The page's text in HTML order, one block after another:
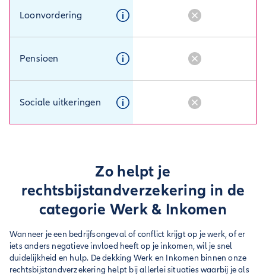
Loonvordering
Pensioen
Sociale uitkeringen
Zo helpt je
rechtsbijstandverzekering in de
categorie Werk & Inkomen
Wanneer je een bedrijfsongeval of conflict krijgt op je werk, of er
iets anders negatieve invloed heeft op je inkomen, wil je snel
duidelijkheid en hulp. De dekking Werk en Inkomen binnen onze
rechtsbijstandverzekering helpt bij allerlei situaties waarbij je als